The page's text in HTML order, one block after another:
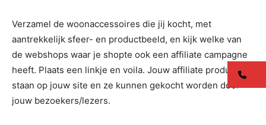
Verzamel de woonaccessoires die jij kocht, met
aantrekkelijk sfeer- en productbeeld, en kijk welke van
de webshops waar je shopte ook een affiliate campagne
heeft. Plaats een linkje en voila. Jouw affiliate producten
staan op jouw site en ze kunnen gekocht worden door
jouw bezoekers/lezers.